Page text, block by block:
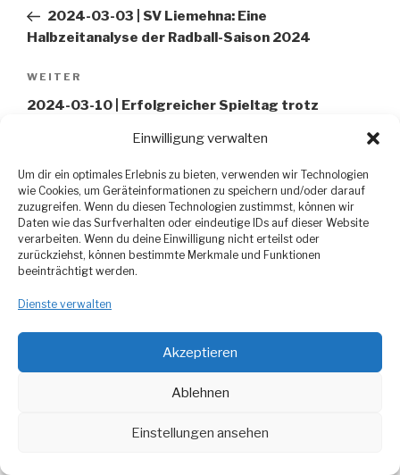
Einwilligung verwalten
Um dir ein optimales Erlebnis zu bieten, verwenden wir Technologien
wie Cookies, um Geräteinformationen zu speichern und/oder darauf
zuzugreifen. Wenn du diesen Technologien zustimmst, können wir
Daten wie das Surfverhalten oder eindeutige IDs auf dieser Website
verarbeiten. Wenn du deine Einwilligung nicht erteilst oder
zurückziehst, können bestimmte Merkmale und Funktionen
beeinträchtigt werden.
Dienste verwalten
Akzeptieren
Ablehnen
Einstellungen ansehen
Beitrag
2024-03-03 | SV Liemehna: Eine
Halbzeitanalyse der Radball-Saison 2024
Nächster
Beitrag
WEITER
2024-03-10 | Erfolgreicher Spieltag trotz
Maximalpunktzahl